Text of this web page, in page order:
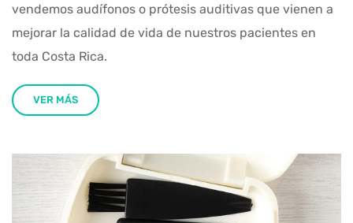
vendemos audífonos o prótesis auditivas que vienen a
mejorar la calidad de vida de nuestros pacientes en
toda Costa Rica.
VER MÁS